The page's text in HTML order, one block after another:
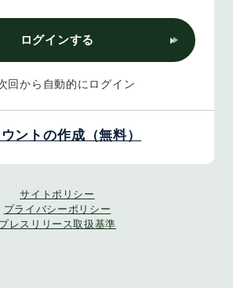
ログインする
回から自動的にログイン
ントの作成（無料）
サイトポリシー
プライバシーポリシー
プレスリリース取扱基準